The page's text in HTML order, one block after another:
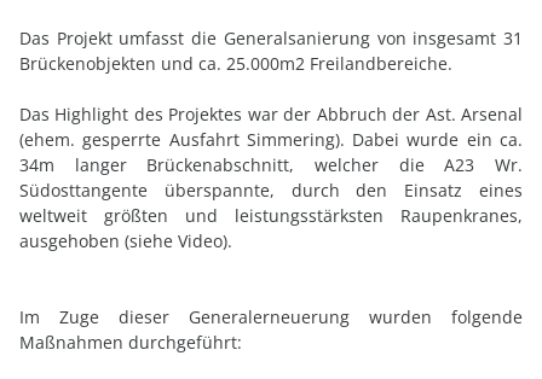
Das Projekt umfasst die Generalsanierung von insgesamt 31
Brückenobjekten und ca. 25.000m2 Freilandbereiche.
Das Highlight des Projektes war der Abbruch der Ast. Arsenal
(ehem. gesperrte Ausfahrt Simmering). Dabei wurde ein ca.
34m langer Brückenabschnitt, welcher die A23 Wr.
Südosttangente überspannte, durch den Einsatz eines
weltweit größten und leistungsstärksten Raupenkranes,
ausgehoben (siehe Video).
Im Zuge dieser Generalerneuerung wurden folgende
Maßnahmen durchgeführt: